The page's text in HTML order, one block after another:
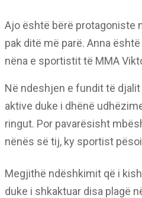
Ajo është bërë protagoniste
pak ditë më parë. Anna
nëna e sportistit të MMA
Në ndeshjen e fundit të
aktive duke i dhënë
ringut. Por pavarësisht
nënës së tij, ky sportist
Megjithë ndëshkimit që i
duke i shkaktuar disa plagë